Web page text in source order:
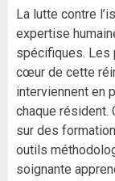
La lutte contre
expertise
spécifiques. Les
cœur de cette
interviennent en
chaque résident.
sur des
outils
soignante